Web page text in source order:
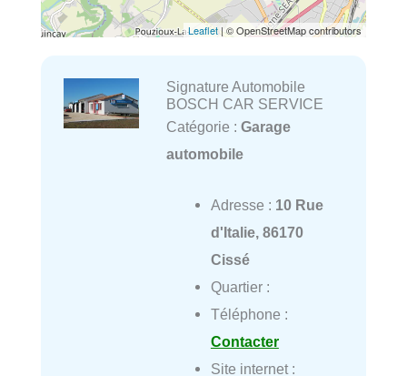
Leaflet| © OpenStreetMap contributors
Signature Automobile
BOSCH CAR SERVICE
Catégorie : Garage
automobile
Adresse : 10 Rue
d'Italie, 86170
Cissé
Quartier :
Téléphone :
Contacter
Site internet :